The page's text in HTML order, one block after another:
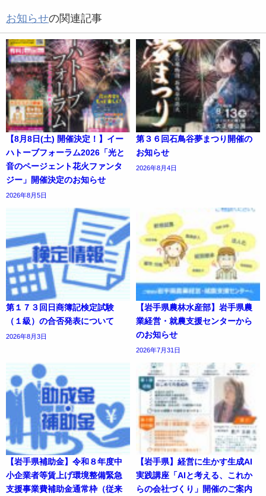
お知らせの関連記事
【8月8日(土) 開催決定！】イー
ハトーブフォーラム2026「光と
音のページェント花火ファンタ
ジー」開催決定のお知らせ
2026年8月5日
第３６回石鳥谷夢まつり開催の
お知らせ
2026年8月4日
第１７３回日商簿記検定試験
（１級）の合否発表について
2026年8月3日
【岩手県農林水産部】岩手県農
業経営・就農支援センターから
のお知らせ
2026年7月31日
【岩手県補助金】令和８年度中
小企業者等賃上げ環境整備緊急
支援事業費補助金通常枠（従来
【岩手県】経営に生かす生成AI
実践講座「AIと考える、これか
らの会社づくり」開催のご案内